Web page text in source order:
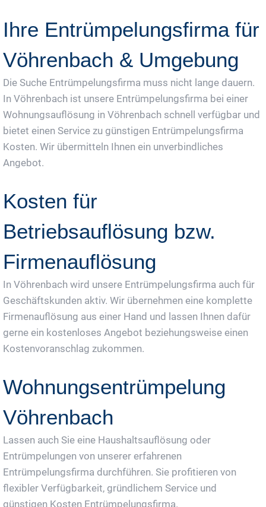
Ihre Entrümpelungsfirma für
Vöhrenbach & Umgebung
Die Suche Entrümpelungsfirma muss nicht lange dauern.
In Vöhrenbach ist unsere Entrümpelungsfirma bei einer
Wohnungsauflösung in Vöhrenbach schnell verfügbar und
bietet einen Service zu günstigen Entrümpelungsfirma
Kosten. Wir übermitteln Ihnen ein unverbindliches
Angebot.
Kosten für
Betriebsauflösung bzw.
Firmenauflösung
In Vöhrenbach wird unsere Entrümpelungsfirma auch für
Geschäftskunden aktiv. Wir übernehmen eine komplette
Firmenauflösung aus einer Hand und lassen Ihnen dafür
gerne ein kostenloses Angebot beziehungsweise einen
Kostenvoranschlag zukommen.
Wohnungsentrümpelung
Vöhrenbach
Lassen auch Sie eine Haushaltsauflösung oder
Entrümpelungen von unserer erfahrenen
Entrümpelungsfirma durchführen. Sie profitieren von
flexibler Verfügbarkeit, gründlichem Service und
günstigen Kosten Entrümpelungsfirma.